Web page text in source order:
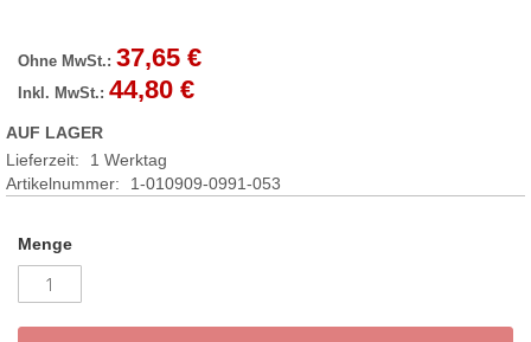
37,65 €
44,80 €
AUF LAGER
Lieferzeit:
1 Werktag
Artikelnummer
1-010909-0991-053
Menge